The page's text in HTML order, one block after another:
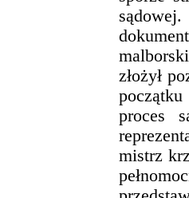
złożył
proces
mistrz